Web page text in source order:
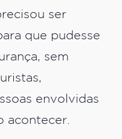
ser
que pudesse
sem
envolvidas
acontecer.